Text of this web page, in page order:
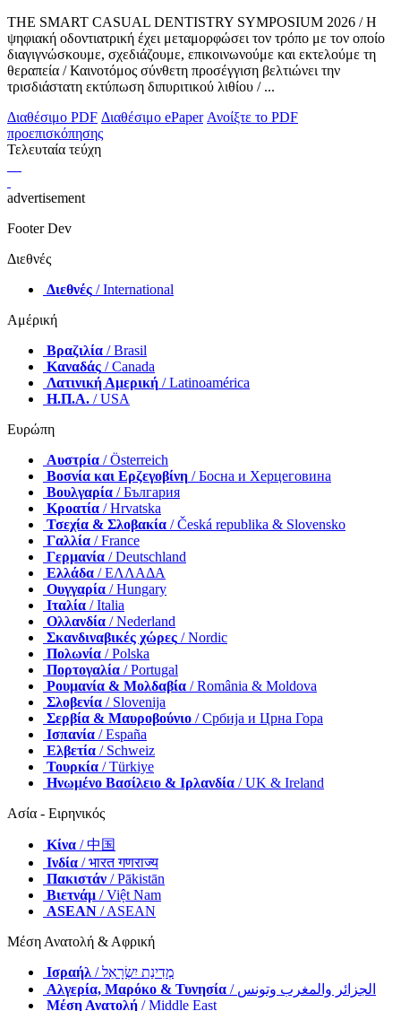
THE SMART CASUAL DENTISTRY SYMPOSIUM 2026 / Η
ψηφιακή οδοντιατρική έχει μεταμορφώσει τον τρόπο με τον οποίο
διαγιγνώσκουμε, σχεδιάζουμε, επικοινωνούμε και εκτελούμε τη
θεραπεία / Καινοτόμος σύνθετη προσέγγιση βελτιώνει την
τρισδιάστατη εκτύπωση διπυριτικού λιθίου / ...
Διαθέσιμο PDF Διαθέσιμο ePaper Ανοίξτε το PDF
προεπισκόπησης
Τελευταία τεύχη
advertisement
Footer Dev
Διεθνές
Διεθνές / International
Αμέρική
Βραζιλία / Brasil
Καναδάς / Canada
Λατινική Αμερική / Latinoamérica
Η.Π.Α. / USA
Ευρώπη
Αυστρία / Österreich
Βοσνία και Ερζεγοβίνη / Босна и Херцеговина
Βουλγαρία / България
Κροατία / Hrvatska
Τσεχία & Σλοβακία / Česká republika & Slovensko
Γαλλία / France
Γερμανία / Deutschland
Ελλάδα / ΕΛΛΑΔΑ
Ουγγαρία / Hungary
Ιταλία / Italia
Ολλανδία / Nederland
Σκανδιναβικές χώρες / Nordic
Πολωνία / Polska
Πορτογαλία / Portugal
Ρουμανία & Μολδαβία / România & Moldova
Σλοβενία / Slovenija
Σερβία & Μαυροβούνιο / Србија и Црна Гора
Ισπανία / España
Ελβετία / Schweiz
Τουρκία / Türkiye
Ηνωμένο Βασίλειο & Ιρλανδία / UK & Ireland
Ασία - Ειρηνικός
Κίνα / 中国
Ινδία / भारत गणराज्य
Πακιστάν / Pākistān
Βιετνάμ / Việt Nam
ASEAN / ASEAN
Μέση Ανατολή & Αφρική
Ισραήλ
/ מְדִינַת יִשְׂרָאֵל
Αλγερία, Μαρόκο & Τυνησία
/ الجزائر والمغرب وتونس
Μέση Ανατολή / Middle East